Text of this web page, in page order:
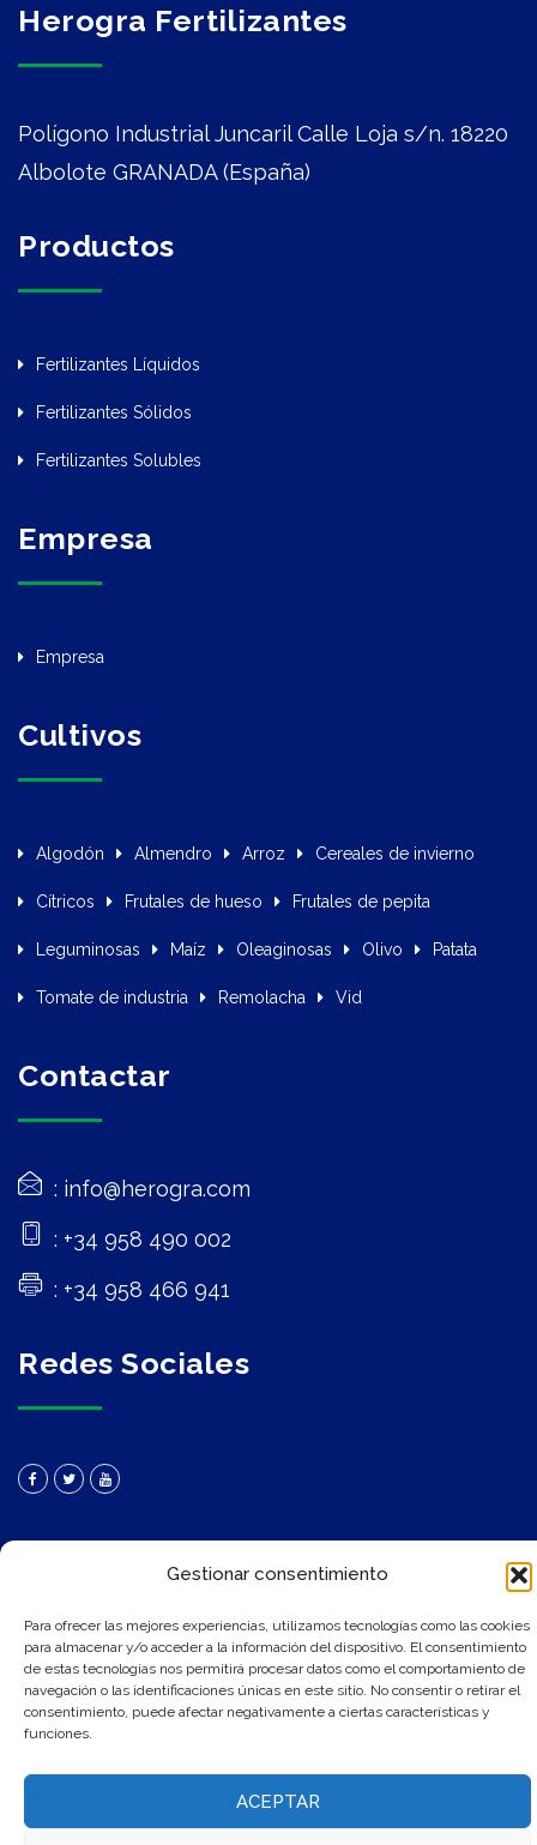
Gestionar consentimiento
Para ofrecer las mejores experiencias, utilizamos tecnologías como las cookies
para almacenar y/o acceder a la información del dispositivo. El consentimiento
de estas tecnologías nos permitirá procesar datos como el comportamiento de
navegación o las identificaciones únicas en este sitio. No consentir o retirar el
consentimiento, puede afectar negativamente a ciertas características y
funciones.
ACEPTAR
Herogra Fertilizantes
Polígono Industrial Juncaril Calle Loja s/n. 18220
Albolote GRANADA (España)
Productos
Fertilizantes Líquidos
Fertilizantes Sólidos
Fertilizantes Solubles
Empresa
Empresa
Cultivos
Algodón Almendro Arroz Cereales de invierno
Cítricos Frutales de hueso Frutales de pepita
Leguminosas Maíz Oleaginosas Olivo Patata
Tomate de industria Remolacha Vid
Contactar
info@herogra.com
+34 958 490 002
+34 958 466 941
Redes Sociales
© 2020 Herogra Group | Desarrollo Web deCMA Comunicación
Aviso Legal